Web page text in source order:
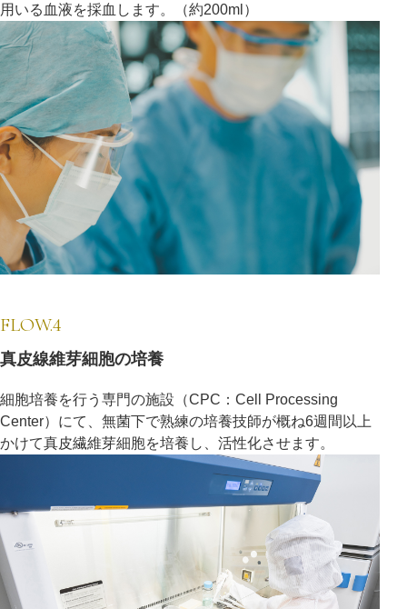
用いる血液を採血します。（約200ml）
FLOW.4
真皮線維芽細胞の培養
細胞培養を行う専門の施設（CPC：Cell Processing
Center）にて、無菌下で熟練の培養技師が概ね6週間以上
かけて真皮繊維芽細胞を培養し、活性化させます。